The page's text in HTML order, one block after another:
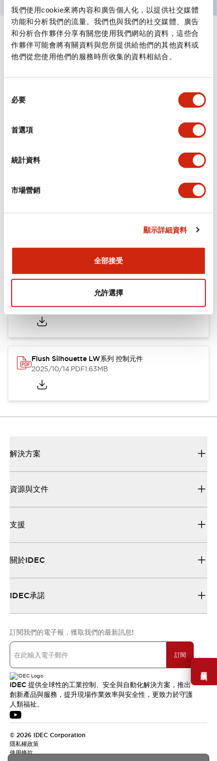
我們使用cookie來將內容和廣告個人化，以提供社交媒體
功能和分析我們的流量。我們也與我們的社交媒體、廣告
和分析合作夥伴分享有關您使用我們網站的資料，這些合
作夥伴可能會將有關資料與您所提供給他們的其他資料或
他們從您使用他們的服務時所收集的資料相結合。
必要
首選項
統計資料
市場營銷
顯示詳細資料
全部接受
允許選擇
需要幫助嗎？
規格 顯示全部
審美規範
安裝和安裝規範
認證與標準
Flush Silhouette LW系列 控制元件 (英文版)
2025/09/19.PDF1.23MB
Flush Silhouette LW系列 控制元件
2025/10/14.PDF1.63MB
解決方案
資源與文件
支援
關於IDEC
IDEC承諾
訂閱我們的電子報，獲取我們的最新訊息!
訂閱
IDEC 提供全球性的工業控制、安全與自動化解決方案，推出
創新產品與服務，提升現場作業效率與安全性，更致力於守護
人類福祉。
© 2026 IDEC Corporation
隱私權政策
使用條款